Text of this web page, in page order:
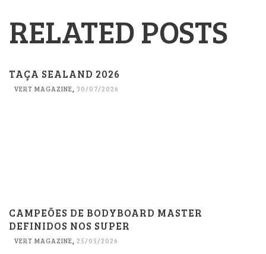
RELATED POSTS
TAÇA SEALAND 2026
VERT MAGAZINE 30/07/2026
CAMPEÕES DE BODYBOARD MASTER
DEFINIDOS NOS SUPER
VERT MAGAZINE, 25/05/2026